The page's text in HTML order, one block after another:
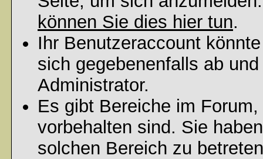
können Sie dies hier tun.
Ihr Benutzeraccount
sich gegebenenfalls ab
Administrator.
Es gibt Bereiche im
vorbehalten sind. Sie
solchen Bereich zu